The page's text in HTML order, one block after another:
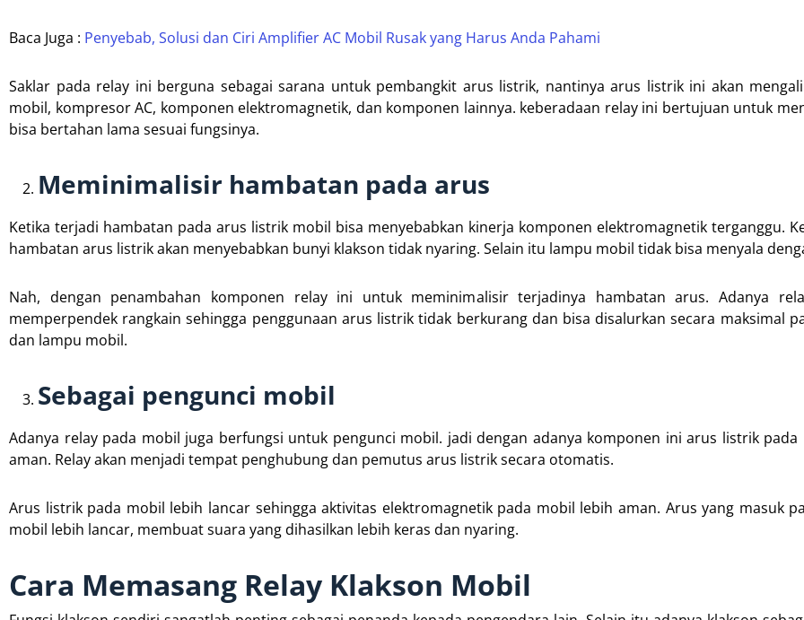
Baca Juga : Penyebab, Solusi dan Ciri Amplifier AC Mobil Rusak yang Harus Anda Pahami
Saklar pada relay ini berguna sebagai sarana untuk pembangkit arus listrik, nantinya arus listrik ini akan
mobil, kompresor AC, komponen elektromagnetik, dan komponen lainnya. keberadaan relay ini bertujuan untuk
bisa bertahan lama sesuai fungsinya.
Meminimalisir hambatan pada arus
Ketika terjadi hambatan pada arus listrik mobil bisa menyebabkan kinerja komponen elektromagnetik terganggu.
hambatan arus listrik akan menyebabkan bunyi klakson tidak nyaring. Selain itu lampu mobil tidak bisa menyala
Nah, dengan penambahan komponen relay ini untuk meminimalisir terjadinya hambatan arus. Adanya
memperpendek rangkain sehingga penggunaan arus listrik tidak berkurang dan bisa disalurkan secara maksimal
dan lampu mobil.
Sebagai pengunci mobil
Adanya relay pada mobil juga berfungsi untuk pengunci mobil. jadi dengan adanya komponen ini arus listrik
aman. Relay akan menjadi tempat penghubung dan pemutus arus listrik secara otomatis.
Arus listrik pada mobil lebih lancar sehingga aktivitas elektromagnetik pada mobil lebih aman. Arus yang masuk
mobil lebih lancar, membuat suara yang dihasilkan lebih keras dan nyaring.
Cara Memasang Relay Klakson Mobil